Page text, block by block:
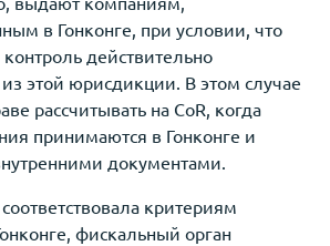
в Гонконге, при условии, что
действительно
этой юрисдикции. В этом случае
рассчитывать на CoR, когда
принимаются в Гонконге и
документами.
критериям
фискальный орган